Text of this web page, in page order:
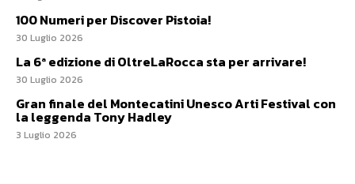
100 Numeri per Discover Pistoia!
30 Luglio 2026
La 6ª edizione di OltreLaRocca sta per arrivare!
30 Luglio 2026
Gran finale del Montecatini Unesco Arti Festival con
la leggenda Tony Hadley
3 Luglio 2026